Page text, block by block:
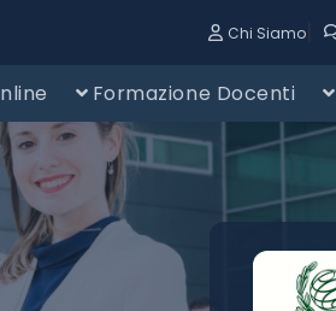
Chi Siamo|
Formazione Docenti